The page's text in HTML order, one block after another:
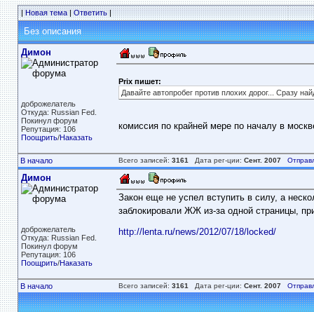
|Новая тема|Ответить|
Без описания
Димон
доброжелатель
Откуда: Russian Fed.
Покинул форум
Репутация: 106
Поощрить/Наказать
Prix пишет:
Давайте автопробег против плохих дорог... Сразу
комиссия по крайней мере по началу в
В начало Всего записей: 3161 Дата рег-ции: Сент. 2007
Димон
доброжелатель
Откуда: Russian Fed.
Покинул форум
Репутация: 106
Поощрить/Наказать
Закон еще не успел вступить в силу, а
заблокировали ЖЖ из-за одной страницы,
http://lenta.ru/news/2012/07/18/locked/
В начало Всего записей: 3161 Дата рег-ции: Сент. 2007